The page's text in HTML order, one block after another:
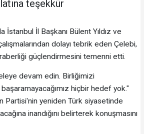
teşekkür
İstanbul İl Başkanı Bülent Yıldız ve
dolayı tebrik eden Çelebi,
güçlendirmesini temenni etti.
devam edin. Birliğimizi
hiçbir hedef yok."
Partisi'nin yeniden Türk siyasetinde
inandığını belirterek konuşmasını